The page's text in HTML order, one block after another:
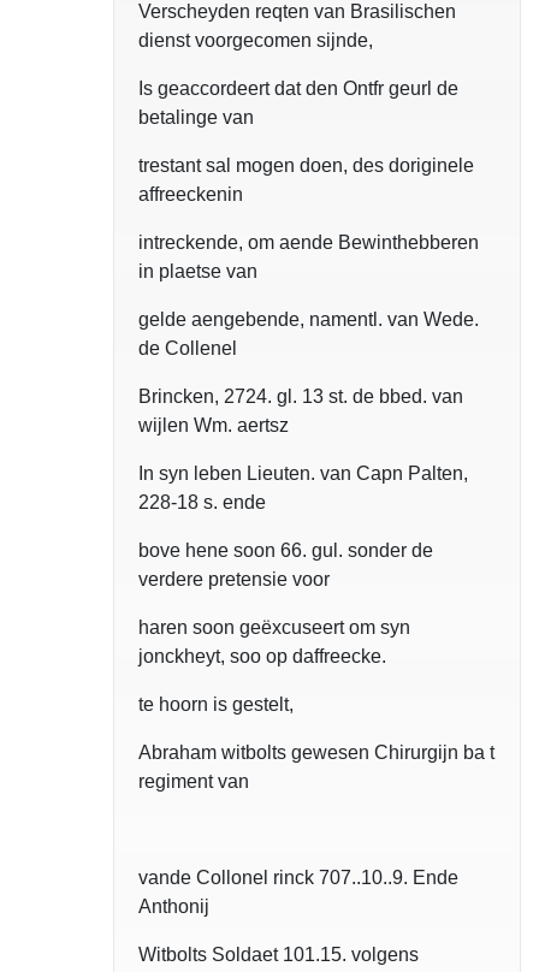
Verscheyden reqten van Brasilischen
dienst voorgecomen sijnde,
Is geaccordeert dat den Ontfr geurl de
betalinge van
trestant sal mogen doen, des doriginele
affreeckenin
intreckende, om aende Bewinthebberen
in plaetse van
gelde aengebende, namentl. van Wede.
de Collenel
Brincken, 2724. gl. 13 st. de bbed. van
wijlen Wm. aertsz
In syn leben Lieuten. van Capn Palten,
228-18 s. ende
bove hene soon 66. gul. sonder de
verdere pretensie voor
haren soon geëxcuseert om syn
jonckheyt, soo op daffreecke.
te hoorn is gestelt,
Abraham witbolts gewesen Chirurgijn ba t
regiment van
vande Collonel rinck 707..10..9. Ende
Anthonij
Witbolts Soldaet 101.15. volgens